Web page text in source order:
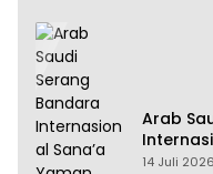
Arab
Siap
14 Juli 2026